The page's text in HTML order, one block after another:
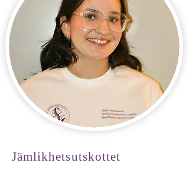
Jämlikhetsutskottet